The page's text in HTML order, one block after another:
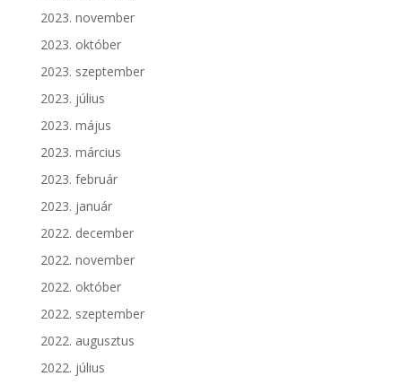
2023. november
2023. október
2023. szeptember
2023. július
2023. május
2023. március
2023. február
2023. január
2022. december
2022. november
2022. október
2022. szeptember
2022. augusztus
2022. július